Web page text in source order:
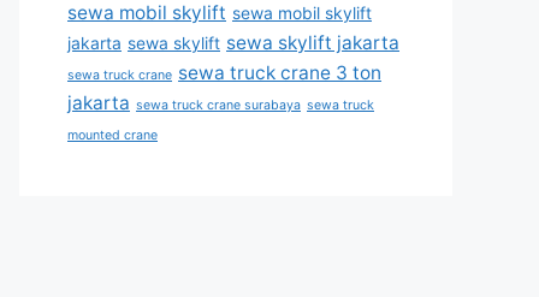
sewa mobil skylift sewa mobil skylift
jakarta sewa skylift sewa skylift jakarta
sewa truck crane sewa truck crane 3 ton
jakarta sewa truck crane surabaya sewa truck
mounted crane